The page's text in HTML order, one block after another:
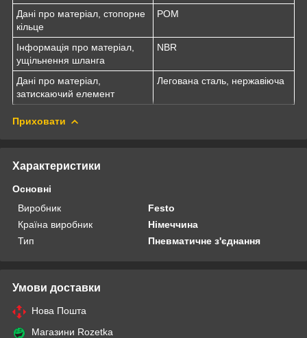
Дані про матеріал, стопорне
кільце
POM
Інформація про матеріал,
ущільнення шланга
NBR
Дані про матеріал,
затискаючий елемент
Легована сталь, нержавіюча
Приховати
Характеристики
Основні
Виробник
Festo
Країна виробник
Німеччина
Тип
Пневматичне з'єднання
Умови доставки
Нова Пошта
Магазини Rozetka